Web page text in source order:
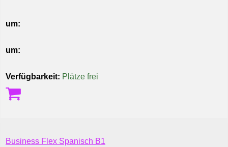
um:
um:
Verfügbarkeit: Plätze frei
Business Flex Spanisch B1